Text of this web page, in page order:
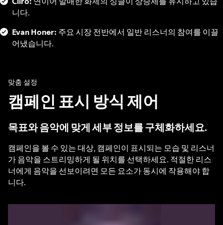
니다.
Evan Honer: 주요 시장 전반에서 일반 리스너의 참여를 이끌
어냈습니다.
맞춤 설정
캠페인 표시 방식 제어
목표와 음악에 맞게 세부 정보를 구체화하세요.
캠페인을 볼 수 있는 대상, 캠페인이 표시되는 모습 및 리스너
가 음악을 스트리밍하게 될 위치를 선택하세요. 적절한 리스
너에게 음악을 선보이려면 모든 요소가 동시에 작용해야 합
니다.